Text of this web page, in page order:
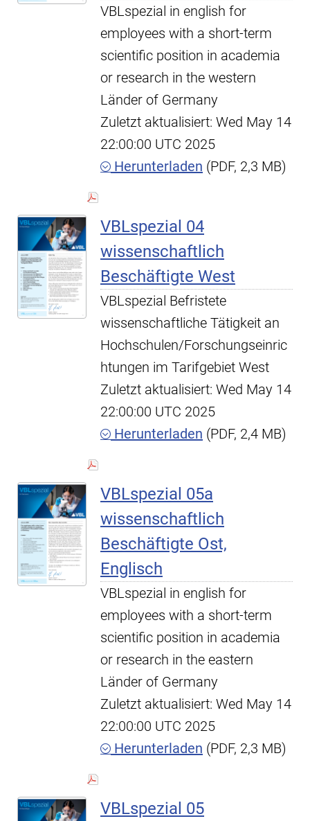
VBLspezial in english for
employees with a short-term
scientific position in academia
or research in the western
Länder of Germany
Zuletzt aktualisiert: Wed May 14
22:00:00 UTC 2025
Herunterladen (PDF, 2,3 MB)
VBLspezial 04
wissenschaftlich
Beschäftigte West
VBLspezial Befristete
wissenschaftliche Tätigkeit an
Hochschulen/Forschungseinric
htungen im Tarifgebiet West
Zuletzt aktualisiert: Wed May 14
22:00:00 UTC 2025
Herunterladen (PDF, 2,4 MB)
VBLspezial 05a
wissenschaftlich
Beschäftigte Ost,
Englisch
VBLspezial in english for
employees with a short-term
scientific position in academia
or research in the eastern
Länder of Germany
Zuletzt aktualisiert: Wed May 14
22:00:00 UTC 2025
Herunterladen (PDF, 2,3 MB)
VBLspezial 05